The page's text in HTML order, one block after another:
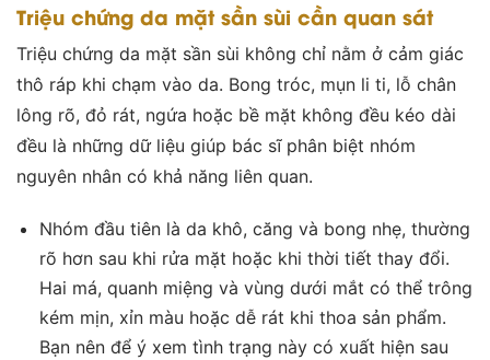
Triệu chứng da mặt sần sùi cần quan sát
Triệu chứng da mặt sần sùi không chỉ nằm ở cảm giác
thô ráp khi chạm vào da. Bong tróc, mụn li ti, lỗ chân
lông rõ, đỏ rát, ngứa hoặc bề mặt không đều kéo dài
đều là những dữ liệu giúp bác sĩ phân biệt nhóm
nguyên nhân có khả năng liên quan.
Nhóm đầu tiên là da khô, căng và bong nhẹ, thường
rõ hơn sau khi rửa mặt hoặc khi thời tiết thay đổi.
Hai má, quanh miệng và vùng dưới mắt có thể trông
kém mịn, xỉn màu hoặc dễ rát khi thoa sản phẩm.
Bạn nên để ý xem tình trạng này có xuất hiện sau